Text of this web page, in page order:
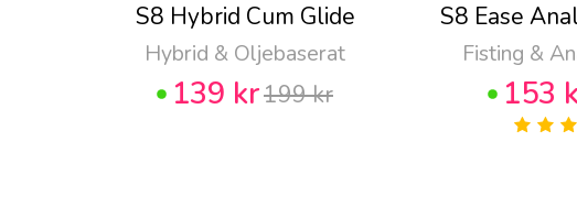
S8 Hybrid Cum Glide
Hybrid & Oljebaserat
139 kr199 kr
S8 Ease
Fisting &
153